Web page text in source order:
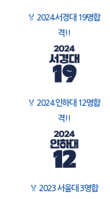
🏅 2024 서경대 19명합
격!!
🏅 2024 인하대 12명합
격!!
🏅 2023 서울대 3명합